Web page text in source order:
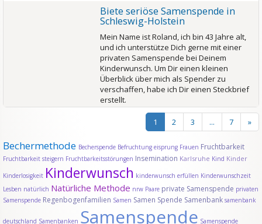
Biete seriöse Samenspende in
Schleswig-Holstein
Mein Name ist Roland, ich bin 43 Jahre alt,
und ich unterstütze Dich gerne mit einer
privaten Samenspende bei Deinem
Kinderwunsch. Um Dir einen kleinen
Überblick über mich als Spender zu
verschaffen, habe ich Dir einen Steckbrief
erstellt.
1 2 3 ... 7 »
Bechermethode Becherspende Befruchtung eisprung Frauen Fruchtbarkeit
Fruchtbarkeit steigern Fruchtbarkeitsstörungen Insemination Karlsruhe Kind Kinder
Kinderlosigkeit Kinderwunsch kinderwunsch erfüllen Kinderwunschzeit
Lesben natürlich Natürliche Methode nrw Paare private Samenspende privaten
Samenspende Regenbogenfamilien Samen Samen Spende Samenbank samenbank
deutschland Samenbanken Samenspende Samenspende